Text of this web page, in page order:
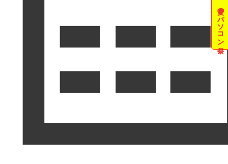
夏のパソコン祭